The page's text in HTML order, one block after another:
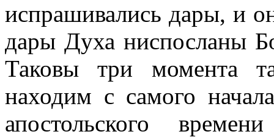
испрашивались дары, и
дары Духа ниспосланы
Таковы три момента
находим с самого
апостольского